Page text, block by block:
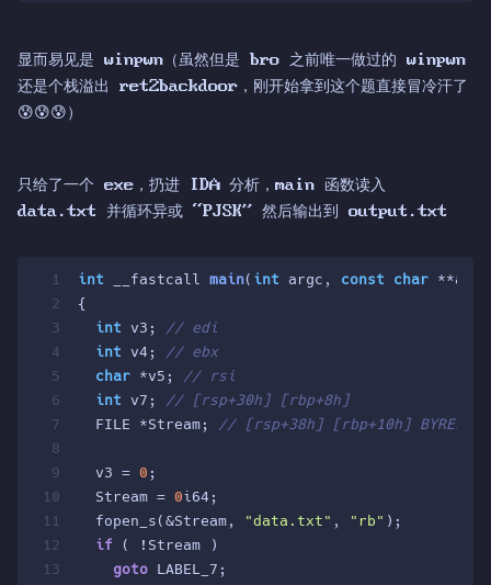
显而易见是 winpwn（虽然但是 bro 之前唯一做过的 winpwn
还是个栈溢出 ret2backdoor，刚开始拿到这个题直接冒冷汗了
😰😰😰）
只给了一个 exe，扔进 IDA 分析，main 函数读入
data.txt 并循环异或 “PJSK” 然后输出到 output.txt
1
2
3
4
5
6
7
8
9
10
11
12
13
int __fastcall main( int argc, const char
{
int v3; // edi
int v4; // ebx
char *v5; // rsi
int v7; // [rsp+30h] [rbp+8h]
  FILE *Stream;
// [rsp+38h] [rbp+10h] BYREF
  v3 =
0 ;
  Stream =
0i64;
  fopen_s(&Stream,
"data.txt" , "rb" );
if ( !Stream )
goto LABEL_7;